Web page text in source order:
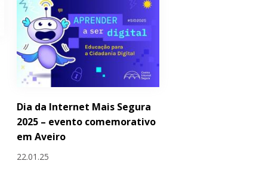
Dia da Internet Mais Segura
2025 – evento comemorativo
em Aveiro
22.01.25